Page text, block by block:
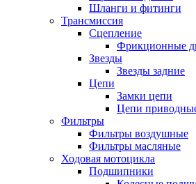
Шланги и фитинги
Трансмиссия
Cцепление
Фрикционные
Звезды
Звезды задние
Цепи
Замки цепи
Цепи
Фильтры
Фильтры воздушные
Фильтры масляные
Ходовая мотоцикла
Подшипники